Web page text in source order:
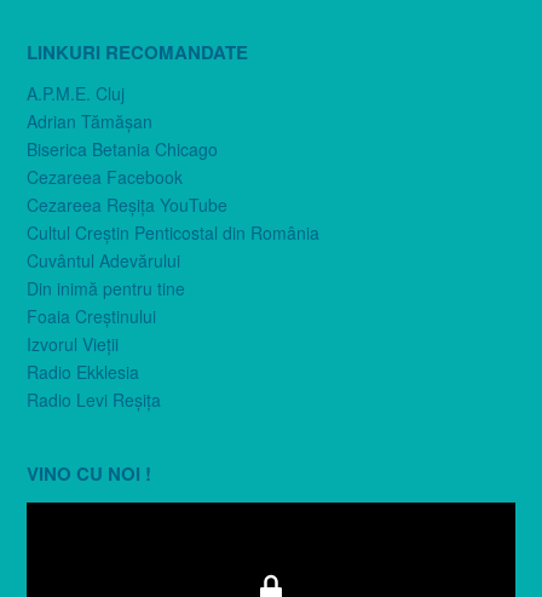
LINKURI RECOMANDATE
A.P.M.E. Cluj
Adrian Tămăşan
Biserica Betania Chicago
Cezareea Facebook
Cezareea Reşiţa YouTube
Cultul Creştin Penticostal din România
Cuvântul Adevărului
Din inimă pentru tine
Foaia Creştinului
Izvorul Vieţii
Radio Ekklesia
Radio Levi Reşiţa
VINO CU NOI !